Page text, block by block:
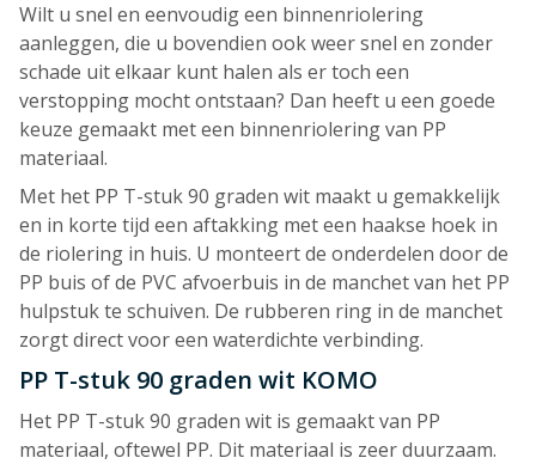
Wilt u snel en eenvoudig een binnenriolering
aanleggen, die u bovendien ook weer snel en zonder
schade uit elkaar kunt halen als er toch een
verstopping mocht ontstaan? Dan heeft u een goede
keuze gemaakt met een binnenriolering van PP
materiaal.
Met het PP T-stuk 90 graden wit maakt u gemakkelijk
en in korte tijd een aftakking met een haakse hoek in
de riolering in huis. U monteert de onderdelen door de
PP buis of de PVC afvoerbuis in de manchet van het PP
hulpstuk te schuiven. De rubberen ring in de manchet
zorgt direct voor een waterdichte verbinding.
PP T-stuk 90 graden wit KOMO
Het PP T-stuk 90 graden wit is gemaakt van PP
materiaal, oftewel PP. Dit materiaal is zeer duurzaam.